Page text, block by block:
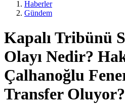
Haberler
Gündem
Kapalı Tribünü
Olayı Nedir?
Çalhanoğlu
Transfer Oluyor?